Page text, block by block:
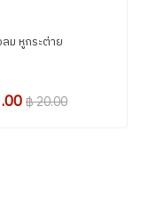
ม หูกระต่าย
฿ 20.00